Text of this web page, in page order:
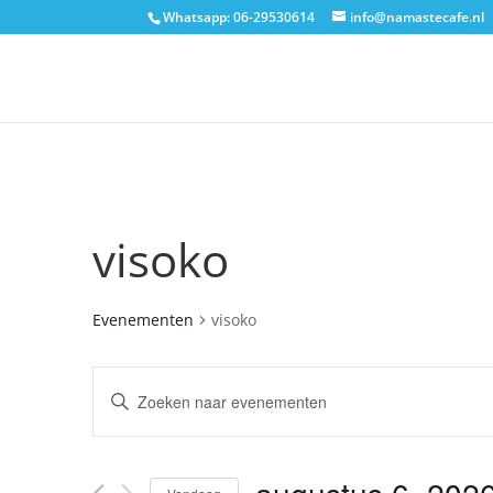
Whatsapp: 06-29530614 info@namastecafe.nl
visoko
Evenementen visoko
Evenementen
Zoeken
Vul
een